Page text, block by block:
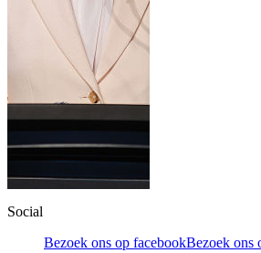
Social
Bezoek ons op facebookBezoek ons